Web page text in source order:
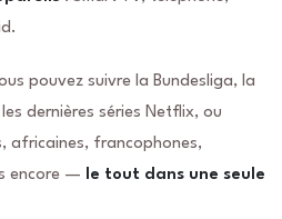
pouvez suivre la Bundesliga, la
dernières séries Netflix, ou
africaines, francophones,
encore — le tout dans une seule